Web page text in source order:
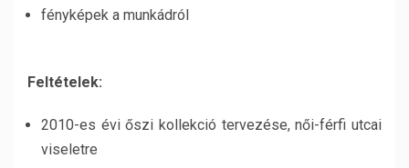
fényképek a munkádról
Feltételek:
2010-es évi őszi kollekció tervezése, női-férfi utcai
viseletre